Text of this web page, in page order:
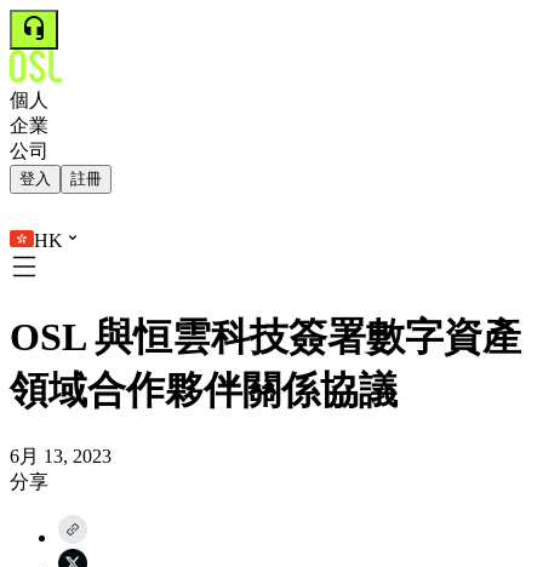
個人
企業
公司
登入 註冊
HK
OSL 與恒雲科技簽署數字資產
領域合作夥伴關係協議
6月 13, 2023
分享